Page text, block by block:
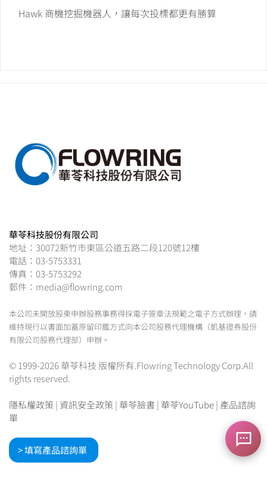
Hawk 商機挖掘機器人，讓每次投標都更有勝算
華苓科技股份有限公司
地址：30072新竹市東區公道五路二段120號12樓
電話：03-5753331
傳真：03-5753292
郵件：media@flowring.com
本公司未開放股東申辦股務事務得採電子簽章法規範之電子方式辦理，請
維持現行以書面加蓋原留印鑑方式向本公司股務代理機構（凱基證券股份
有限公司股務代理部）申辦。
© 1999-2026 華苓科技 版權所有.Flowring Technology Corp.All
rights reserved.
隱私權政策 | 資訊安全政策 | 華苓臉書 | 華苓YouTube| 產品諮詢
單
> 填寫產品諮詢單